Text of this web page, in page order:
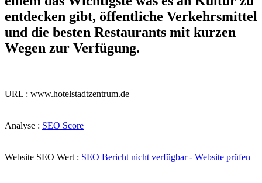
entdecken gibt, öffentliche Verkehrsmittel
und die besten Restaurants mit kurzen
Wegen zur Verfügung.
URL : www.hotelstadtzentrum.de
Analyse : SEO Score
Website SEO Wert : SEO Bericht nicht verfügbar - Website prüfen